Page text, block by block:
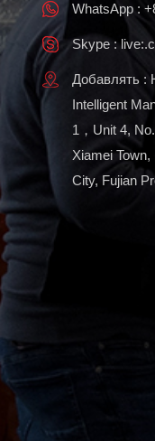
WhatsApp :
Skype :
Добавлять :
Intelligent
1，Unit 4,
Xiamei
City, Fujian